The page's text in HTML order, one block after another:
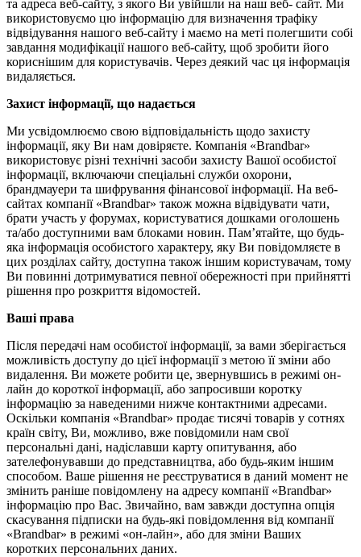
та адреса веб-сайту, з якого Ви увійшли на наш веб- сайт. Ми
використовуємо цю інформацію для визначення трафіку
відвідування нашого веб-сайту і маємо на меті полегшити собі
завдання модифікації нашого веб-сайту, щоб зробити його
кориснішим для користувачів. Через деякий час ця інформація
видаляється.
Захист інформації, що надається
Ми усвідомлюємо свою відповідальність щодо захисту
інформації, яку Ви нам довіряєте. Компанія «Brandbar»
використовує різні технічні засоби захисту Вашої особистої
інформації, включаючи спеціальні служби охорони,
брандмауери та шифрування фінансової інформації. На веб-
сайтах компанії «Brandbar» також можна відвідувати чати,
брати участь у форумах, користуватися дошками оголошень
та/або доступними вам блоками новин. Пам’ятайте, що будь-
яка інформація особистого характеру, яку Ви повідомляєте в
цих розділах сайту, доступна також іншим користувачам, тому
Ви повинні дотримуватися певної обережності при прийнятті
рішення про розкриття відомостей.
Ваші права
Після передачі нам особистої інформації, за вами зберігається
можливість доступу до цієї інформації з метою її зміни або
видалення. Ви можете робити це, звернувшись в режимі он-
лайн до короткої інформації, або запросивши коротку
інформацію за наведеними нижче контактними адресами.
Оскільки компанія «Brandbar» продає тисячі товарів у сотнях
країн світу, Ви, можливо, вже повідомили нам свої
персональні дані, надіславши карту опитування, або
зателефонувавши до представництва, або будь-яким іншим
способом. Ваше рішення не реєструватися в даний момент не
змінить раніше повідомлену на адресу компанії «Brandbar»
інформацію про Вас. Звичайно, вам завжди доступна опція
скасування підписки на будь-які повідомлення від компанії
«Brandbar» в режимі «он-лайн», або для зміни Ваших
коротких персональних даних.